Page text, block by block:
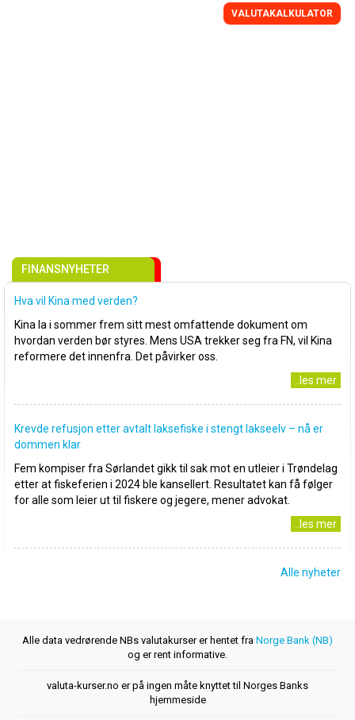
VALUTAKALKULATOR
FINANSNYHETER
Hva vil Kina med verden?
Kina la i sommer frem sitt mest omfattende dokument om
hvordan verden bør styres. Mens USA trekker seg fra FN, vil Kina
reformere det innenfra. Det påvirker oss.
..les mer
Krevde refusjon etter avtalt laksefiske i stengt lakseelv – nå er
dommen klar
Fem kompiser fra Sørlandet gikk til sak mot en utleier i Trøndelag
etter at fiskeferien i 2024 ble kansellert. Resultatet kan få følger
for alle som leier ut til fiskere og jegere, mener advokat.
..les mer
Alle nyheter
Alle data vedrørende NBs valutakurser er hentet fra Norge Bank (NB)
og er rent informative.
valuta-kurser.no er på ingen måte knyttet til Norges Banks
hjemmeside